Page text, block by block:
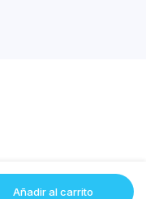
Añadir al carrito